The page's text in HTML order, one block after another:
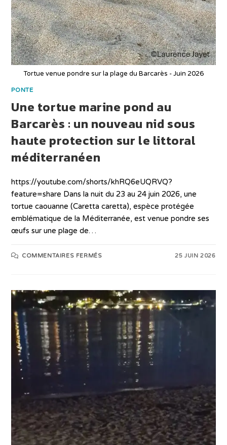
Tortue venue pondre sur la plage du Barcarès - Juin 2026
PONTE
Une tortue marine pond au
Barcarès : un nouveau nid sous
haute protection sur le littoral
méditerranéen
https://youtube.com/shorts/khRQ6eUQRVQ?
feature=share Dans la nuit du 23 au 24 juin 2026, une
tortue caouanne (Caretta caretta), espèce protégée
emblématique de la Méditerranée, est venue pondre ses
œufs sur une plage de…
COMMENTAIRES FERMÉS 25 JUIN 2026